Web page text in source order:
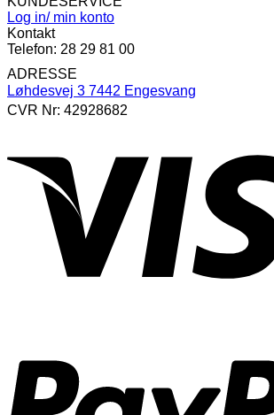
Log in/ min konto
Kontakt
Telefon: 28 29 81 00
ADRESSE
Løhdesvej 3 7442 Engesvang
CVR Nr: 42928682